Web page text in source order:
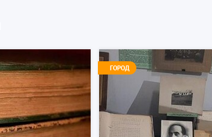
ГОРОД